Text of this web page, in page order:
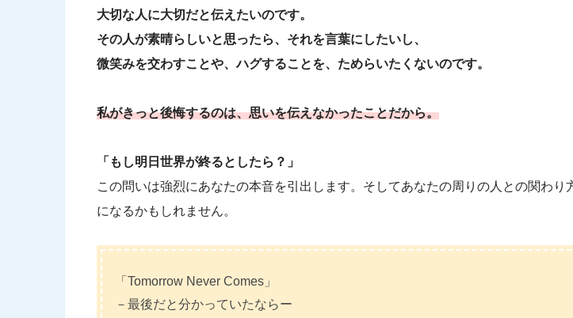
大切な人に大切だと伝えたいのです。
その人が素晴らしいと思ったら、それを言葉にしたいし、
微笑みを交わすことや、ハグすることを、ためらいたくないのです。
私がきっと後悔するのは、思いを伝えなかったことだから。
「もし明日世界が終るとしたら？」
この問いは強烈にあなたの本音を引出します。そしてあなたの周りの人との関わり
になるかもしれません。
「Tomorrow Never Comes」
－最後だと分かっていたならー